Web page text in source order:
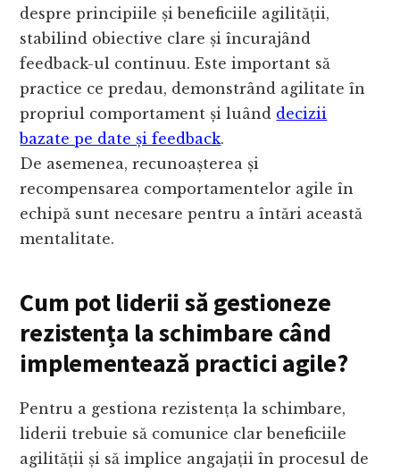
despre principiile și beneficiile agilității,
stabilind obiective clare și încurajând
feedback-ul continuu. Este important să
practice ce predau, demonstrând agilitate în
propriul comportament și luând decizii
bazate pe date și feedback.
De asemenea, recunoașterea și
recompensarea comportamentelor agile în
echipă sunt necesare pentru a întări această
mentalitate.
Cum pot liderii să gestioneze
rezistența la schimbare când
implementează practici agile?
Pentru a gestiona rezistența la schimbare,
liderii trebuie să comunice clar beneficiile
agilității și să implice angajații în procesul de